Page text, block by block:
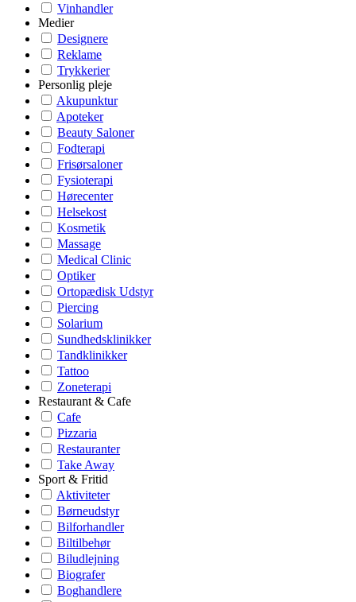
Vinhandler
Medier
Designere
Reklame
Trykkerier
Personlig pleje
Akupunktur
Apoteker
Beauty Saloner
Fodterapi
Frisørsaloner
Fysioterapi
Hørecenter
Helsekost
Kosmetik
Massage
Medical Clinic
Optiker
Ortopædisk Udstyr
Piercing
Solarium
Sundhedsklinikker
Tandklinikker
Tattoo
Zoneterapi
Restaurant & Cafe
Cafe
Pizzaria
Restauranter
Take Away
Sport & Fritid
Aktiviteter
Børneudstyr
Bilforhandler
Biltilbehør
Biludlejning
Biografer
Boghandlere